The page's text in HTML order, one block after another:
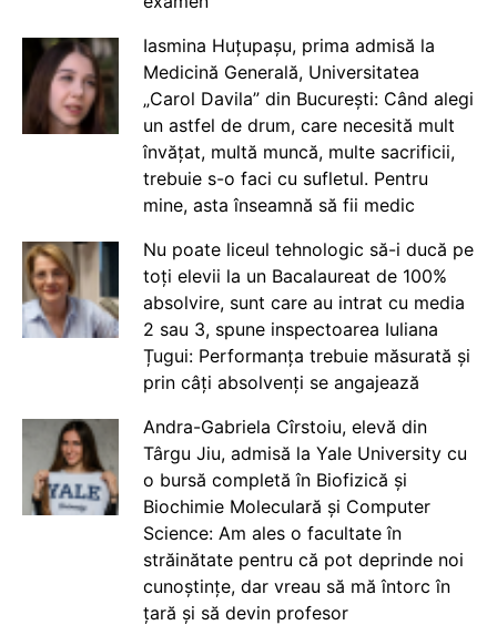
Iasmina Huțupașu, prima admisă la
Medicină Generală, Universitatea
„Carol Davila” din București: Când alegi
un astfel de drum, care necesită mult
învățat, multă muncă, multe sacrificii,
trebuie s-o faci cu sufletul. Pentru
mine, asta înseamnă să fii medic
Nu poate liceul tehnologic să-i ducă pe
toți elevii la un Bacalaureat de 100%
absolvire, sunt care au intrat cu media
2 sau 3, spune inspectoarea Iuliana
Țugui: Performanța trebuie măsurată și
prin câți absolvenți se angajează
Andra-Gabriela Cîrstoiu, elevă din
Târgu Jiu, admisă la Yale University cu
o bursă completă în Biofizică și
Biochimie Moleculară și Computer
Science: Am ales o facultate în
străinătate pentru că pot deprinde noi
cunoștințe, dar vreau să mă întorc în
țară și să devin profesor